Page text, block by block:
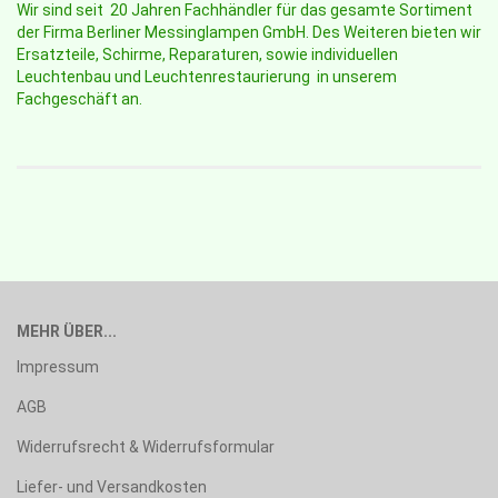
Wir sind seit 20 Jahren Fachhändler für das gesamte Sortiment
der Firma Berliner Messinglampen GmbH. Des Weiteren bieten wir
Ersatzteile, Schirme, Reparaturen, sowie individuellen
Leuchtenbau und Leuchtenrestaurierung in unserem
Fachgeschäft an.
MEHR ÜBER...
Impressum
AGB
Widerrufsrecht & Widerrufsformular
Liefer- und Versandkosten